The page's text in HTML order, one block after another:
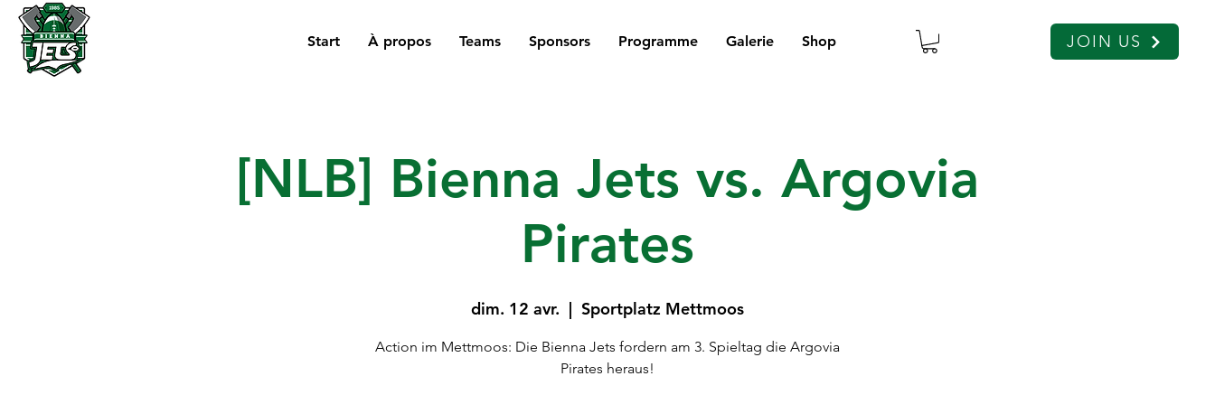
Start À propos Teams Sponsors Programme Galerie Shop JOIN US
[NLB] Bienna Jets vs. Argovia
Pirates
dim. 12 avr.
  |
Sportplatz Mettmoos
Action im Mettmoos: Die Bienna Jets fordern am 3. Spieltag die Argovia
Pirates heraus!